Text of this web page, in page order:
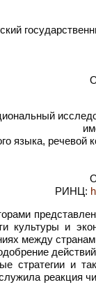
языка, речевой
РИНЦ:
культуры и
между
стратегии и
реакция